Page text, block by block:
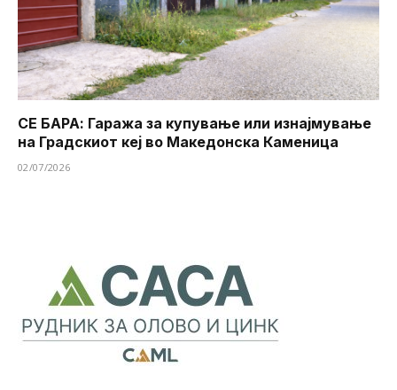
СЕ БАРА: Гаража за купување или изнајмување
на Градскиот кеј во Македонска Каменица
02/07/2026